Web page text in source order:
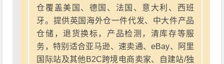
仓覆盖美国、德国、法国、意大利、西班
牙。提供英国海外仓一件代发、中大件产品
仓储，退货换标，产品检测，清库存等服
务，特别适合亚马逊、速卖通、eBay、阿里
国际站及其他B2C跨境电商卖家、自建站/独